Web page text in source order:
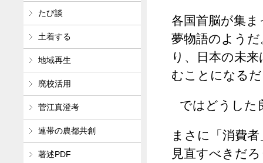
各国首脳が集
夢物語のよう
り、日本の未
むことになる
ではどうした
まさに「消費
見直すべきだ
たび談
土着する
地域再生
廃校活用
菅江真澄考
連帯の農都共創
著述PDF